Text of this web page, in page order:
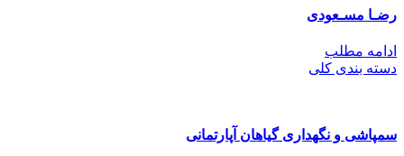
رضـا مسـعودی
ادامه مطلب
دسته بندی کلی
سمپاشی و نگهداری گیاهان آپارتمانی